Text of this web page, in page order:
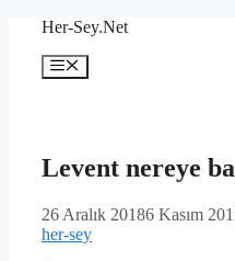
İçeriğeHer-Sey.Net
Menü
Levent nereye
26 Aralık 20186 Kasım
her-sey